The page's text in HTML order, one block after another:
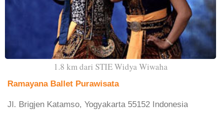
1.8 km dari STIE Widya Wiwaha
Ramayana Ballet Purawisata
Jl. Brigjen Katamso, Yogyakarta 55152 Indonesia